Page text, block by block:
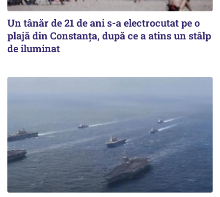
Un tânăr de 21 de ani s-a electrocutat pe o
plajă din Constanța, după ce a atins un stâlp
de iluminat